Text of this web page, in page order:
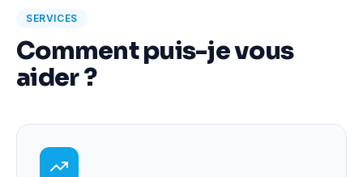
SERVICES
Comment puis-je vous
aider ?